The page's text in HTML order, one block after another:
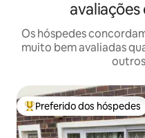
Os hóspedes
muito bem avaliadas
Entre os melhores
Preferido dos hóspedes